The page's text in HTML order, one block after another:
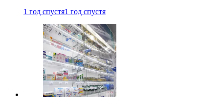
1 год спустя1 год спустя